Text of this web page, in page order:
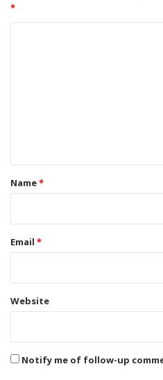
*
*Name*
Email *
Website
Notify me of follow-up